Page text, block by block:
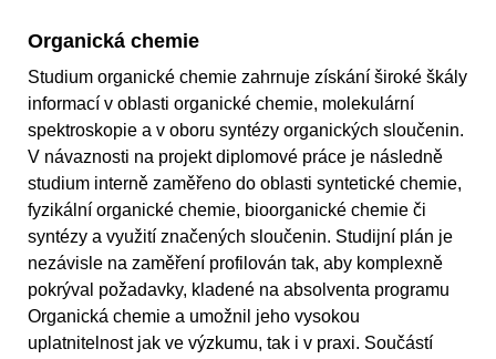
Organická chemie
Studium organické chemie zahrnuje získání široké škály
informací v oblasti organické chemie, molekulární
spektroskopie a v oboru syntézy organických sloučenin.
V návaznosti na projekt diplomové práce je následně
studium interně zaměřeno do oblasti syntetické chemie,
fyzikální organické chemie, bioorganické chemie či
syntézy a využití značených sloučenin. Studijní plán je
nezávisle na zaměření profilován tak, aby komplexně
pokrýval požadavky, kladené na absolventa programu
Organická chemie a umožnil jeho vysokou
uplatnitelnost jak ve výzkumu, tak i v praxi. Součástí